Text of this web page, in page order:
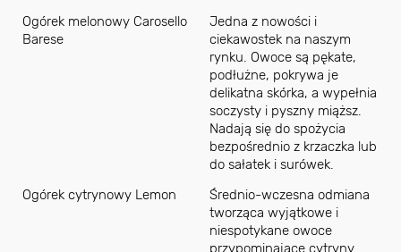
Ogórek melonowy Carosello
Barese
Jedna z nowości i
ciekawostek na naszym
rynku. Owoce są pękate,
podłużne, pokrywa je
delikatna skórka, a wypełnia
soczysty i pyszny miąższ.
Nadają się do spożycia
bezpośrednio z krzaczka lub
do sałatek i surówek.
Ogórek cytrynowy Lemon
Średnio-wczesna odmiana
tworząca wyjątkowe i
niespotykane owoce
przypominające cytryny.